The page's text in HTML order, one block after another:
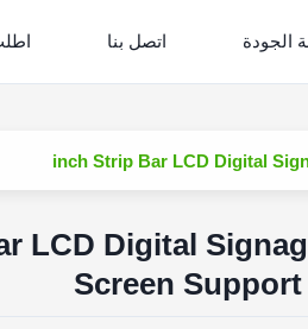
الجودة اتصل بنا
LCD Digital
Screen